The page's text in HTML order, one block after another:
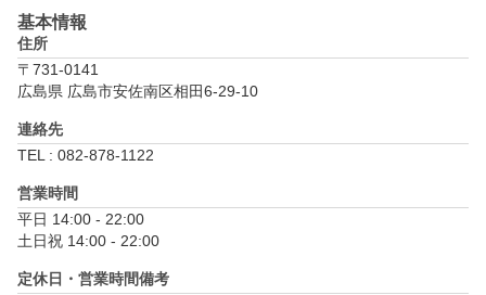
基本情報
住所
〒731-0141
広島県 広島市安佐南区相田6-29-10
連絡先
TEL : 082-878-1122
営業時間
平日 14:00 - 22:00
土日祝 14:00 - 22:00
定休日・営業時間備考